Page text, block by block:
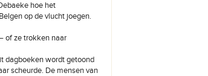
hoe het
op de vlucht joegen.
of ze trokken naar
dagboeken wordt getoond
scheurde. De mensen van